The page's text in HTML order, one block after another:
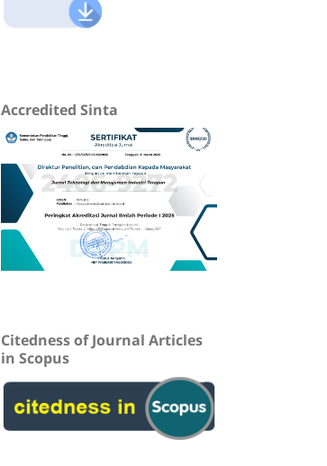
Accredited Sinta
Citedness of Journal Articles
in Scopus